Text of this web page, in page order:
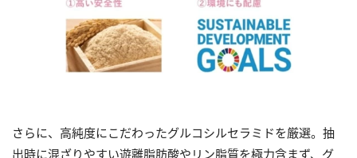
さらに、高純度にこだわったグルコシルセラミドを厳選。抽
出時に混ざりやすい遊離脂肪酸やリン脂質を極力含まず、グ